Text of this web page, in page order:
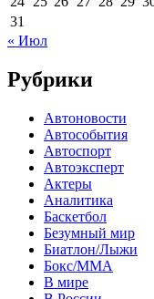
31
« Июл
Рубрики
Автоновости
Автособытия
Автоспорт
Автоэксперт
Актеры
Аналитика
Баскетбол
Безумный мир
Биатлон/Лыжи
Бокс/MMA
В мире